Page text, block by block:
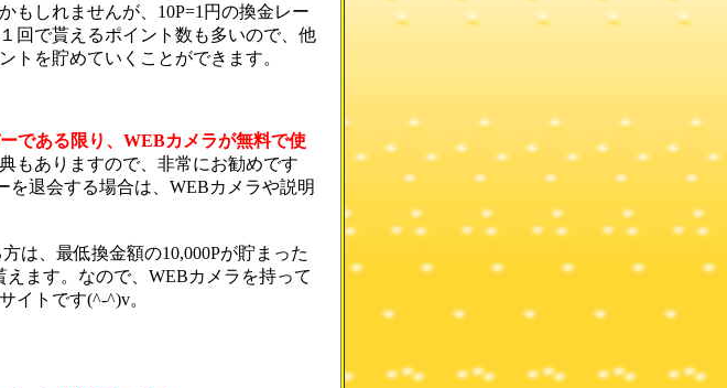
もしれませんが、10P=1円の換金レー
回で貰えるポイント数も多いので、他
トを貯めていくことができます。
である限り、WEBカメラが無料で使
もありますので、非常にお勧めです
を退会する場合は、WEBカメラや説明
は、最低換金額の10,000Pが貯まった
えます。なので、WEBカメラを持って
イトです(^-^)v。